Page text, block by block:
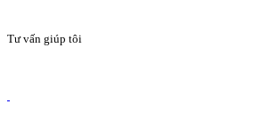
Tư vấn giúp tôi